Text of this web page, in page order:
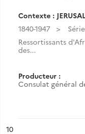
Contexte :
1840-1947
Ressortissants
des...
Producteur :
Consulat général
n°
10